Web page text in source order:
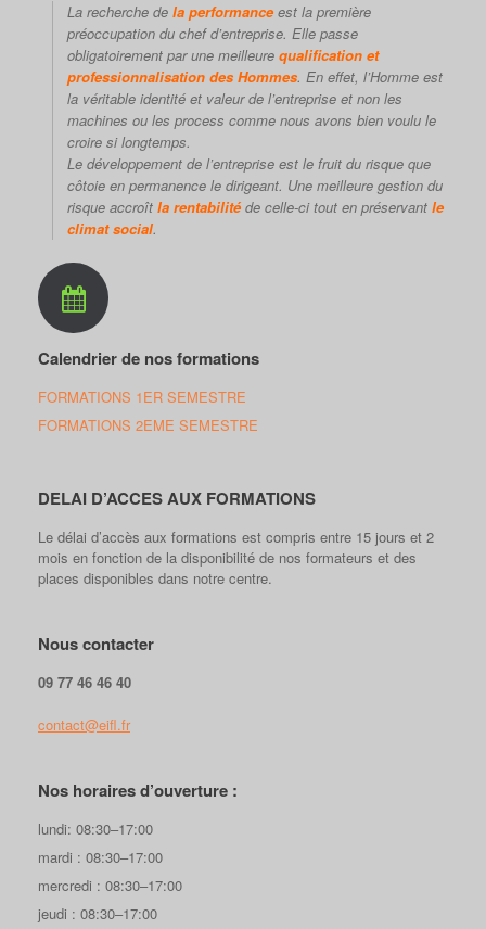
La recherche de la performance est la première
préoccupation du chef d’entreprise. Elle passe
obligatoirement par une meilleure qualification et
professionnalisation des Hommes. En effet, l’Homme est
la véritable identité et valeur de l’entreprise et non les
machines ou les process comme nous avons bien voulu le
croire si longtemps.
Le développement de l’entreprise est le fruit du risque que
côtoie en permanence le dirigeant. Une meilleure gestion du
risque accroît la rentabilité de celle-ci tout en préservant le
climat social.
Calendrier de nos formations
FORMATIONS 1ER SEMESTRE
FORMATIONS 2EME SEMESTRE
DELAI D’ACCES AUX FORMATIONS
Le délai d’accès aux formations est compris entre 15 jours et 2
mois en fonction de la disponibilité de nos formateurs et des
places disponibles dans notre centre.
Nous contacter
09 77 46 46 40
contact@eifl.fr
Nos horaires d’ouverture :
lundi: 08:30–17:00
mardi : 08:30–17:00
mercredi : 08:30–17:00
jeudi : 08:30–17:00